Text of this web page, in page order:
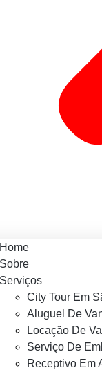
Home
Sobre
Serviços
City Tour Em
Aluguel De
Locação De
Serviço De
Receptivo Em